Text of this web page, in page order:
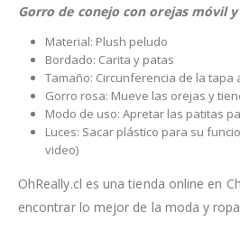
Gorro de conejo con orejas móvil
Material: Plush peludo
Bordado: Carita y patas
Tamaño: Circunferencia de la tapa
Gorro rosa: Mueve las orejas y
Modo de uso: Apretar las patitas
Luces: Sacar plástico para su
video)
OhReally.cl es una tienda online en
encontrar lo mejor de la moda y